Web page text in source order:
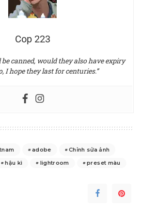
Cop 223
canned, would they also have expiry
I hope they last for centuries.”
adobe
Chỉnh sửa ảnh
hậu kì lightroom preset màu